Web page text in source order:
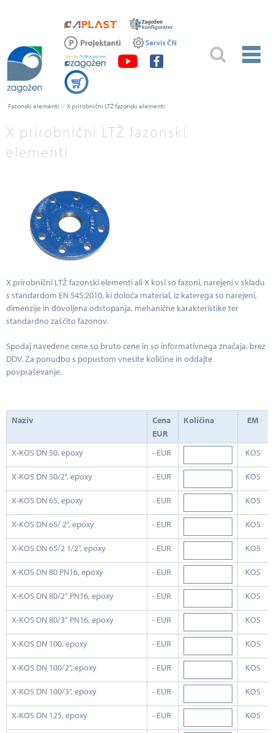
Fazonski elementi X prirobnični LTŽ fazonski elementi
X prirobnični LTŽ fazonski
elementi
X prirobnični LTŽ fazonski elementi ali X kosi so fazoni, narejeni v skladu
s standardom EN 545:2010, ki določa material, iz katerega so narejeni,
dimenzije in dovoljena odstopanja, mehanične karakteristike ter
standardno zaščito fazonov.
Spodaj navedene cene so bruto cene in so informativnega značaja, brez
DDV. Za ponudbo s popustom vnesite količine in oddajte
povpraševanje.
Naziv
Cena
EUR
Količina EM
X-KOS DN 50, epoxy - EUR KOS
X-KOS DN 50/2", epoxy - EUR KOS
X-KOS DN 65, epoxy - EUR KOS
X-KOS DN 65/ 2", epoxy - EUR KOS
X-KOS DN 65/2 1/2", epoxy - EUR KOS
X-KOS DN 80 PN16, epoxy - EUR KOS
X-KOS DN 80/2" PN16, epoxy - EUR KOS
X-KOS DN 80/3" PN16, epoxy - EUR KOS
X-KOS DN 100, epoxy - EUR KOS
X-KOS DN 100/2", epoxy - EUR KOS
X-KOS DN 100/3", epoxy - EUR KOS
X-KOS DN 125, epoxy - EUR KOS